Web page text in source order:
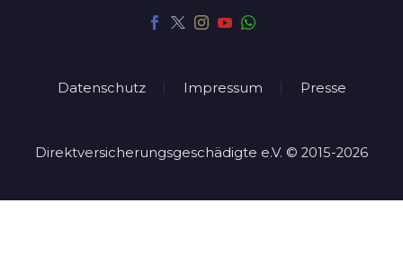
Datenschutz Impressum Presse
Direktversicherungsgeschädigte e.V. © 2015-2026